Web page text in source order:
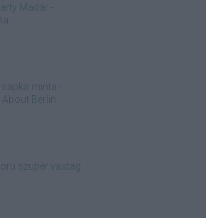
Madár -
minta -
About Berlin
szuper vastag